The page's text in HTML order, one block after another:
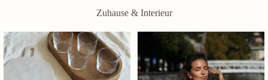
Zuhause & Interieur